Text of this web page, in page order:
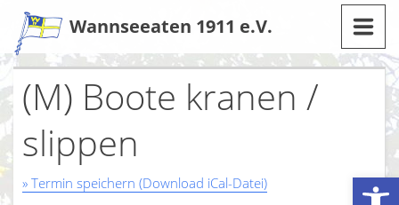
Werkzeugleiste öffnen
Zum
Inhalt
Wannseeaten 1911 e.V.
(M) Boote kranen /
slippen
» Termin speichern (Download iCal-Datei)